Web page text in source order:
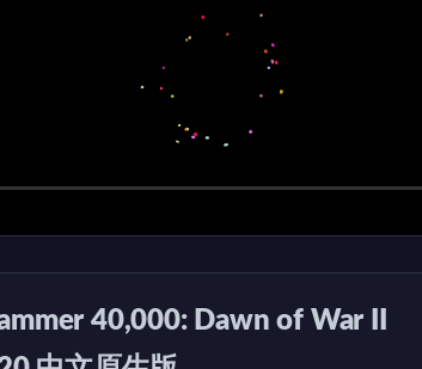
40,000: Dawn of War II